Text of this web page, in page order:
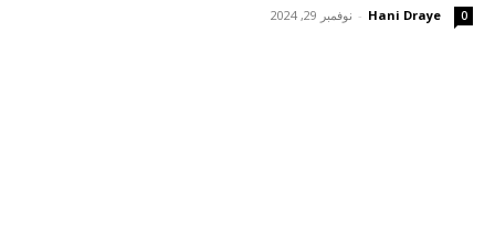
Hani Draye
- نوفمبر 29, 2024 0